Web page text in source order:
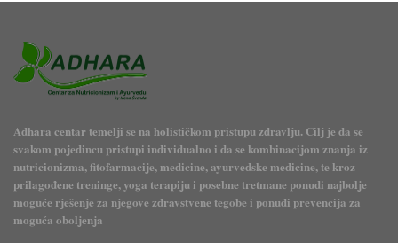
Adhara centar temelji se na holističkom pristupu zdravlju. Cilj je da se
svakom pojedincu pristupi individualno i da se kombinacijom znanja iz
nutricionizma, fitofarmacije, medicine, ayurvedske medicine, te kroz
prilagođene treninge, yoga terapiju i posebne tretmane ponudi najbolje
moguće rješenje za njegove zdravstvene tegobe i ponudi prevencija za
moguća oboljenja